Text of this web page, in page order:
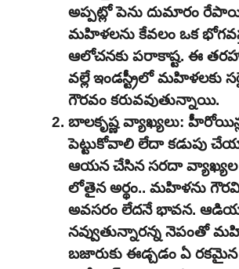
అప్పట్లో పెను దుమారం
మహిళలను కేవలం ఒక
ఆలోచనకు పరాకాష్ట. ఈ
వల్లే ఇండస్ట్రీలో మహిళలకు
గౌరవం కరువవుతున్నాయి.
బాలకృష్ణ వ్యాఖ్యలు:
పెట్టుకోవాలి లేదా కడుపు
ఆయన చేసిన సరదా వ్యాఖ్యల
లోతైన అర్థం.. మహిళను
అవసరం లేదనే భావన.
నవ్వుతున్నారన్న నెపంతో
బజారుకు ఈడ్చడం ఏ రకమైన